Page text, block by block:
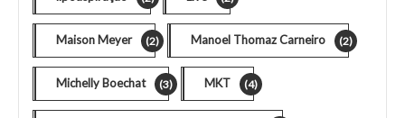
Maison Meyer (2) Manoel Thomaz Carneiro (2)
Michelly Boechat (3) MKT (4)